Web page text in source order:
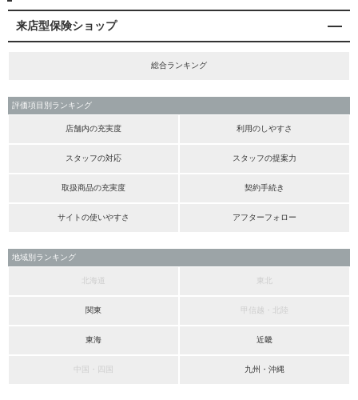
来店型保険ショップ
総合ランキング
評価項目別ランキング
店舗内の充実度 利用のしやすさ
スタッフの対応 スタッフの提案力
取扱商品の充実度 契約手続き
サイトの使いやすさ アフターフォロー
地域別ランキング
北海道 東北
関東 甲信越・北陸
東海 近畿
中国・四国 九州・沖縄